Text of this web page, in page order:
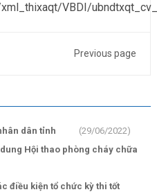
VBDI/
Previous page
dân tỉnh
(29/06/2022)
Hội thao phòng cháy chữa
điều kiện tổ chức kỳ thi tốt